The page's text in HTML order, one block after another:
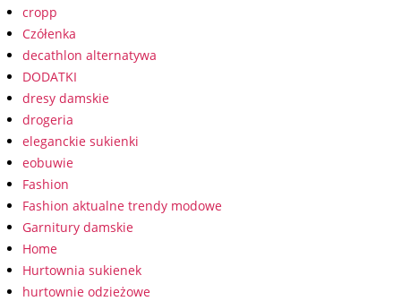
cropp
Czółenka
decathlon alternatywa
DODATKI
dresy damskie
drogeria
eleganckie sukienki
eobuwie
Fashion
Fashion aktualne trendy modowe
Garnitury damskie
Home
Hurtownia sukienek
hurtownie odzieżowe